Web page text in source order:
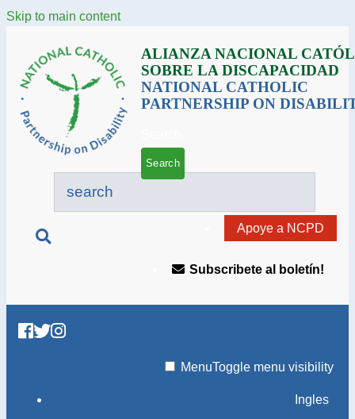
Skip to main content
ALIANZA NACIONAL
SOBRE LA DISCAPACIDAD
NATIONAL CATHOLIC
PARTNERSHIP ON
Apoye a NCPD
Subscribete al boletín!
MenuToggle menu visibility
Ingles